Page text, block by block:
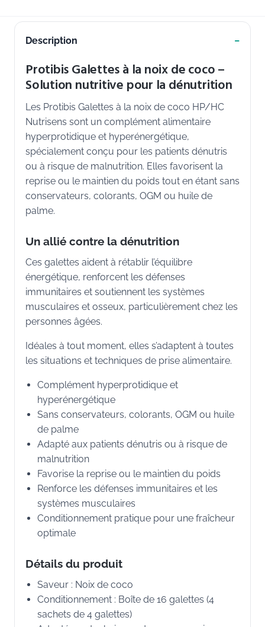
Description
Protibis Galettes à la noix de coco –
Solution nutritive pour la dénutrition
Les Protibis Galettes à la noix de coco HP/HC
Nutrisens sont un complément alimentaire
hyperprotidique et hyperénergétique,
spécialement conçu pour les patients dénutris
ou à risque de malnutrition. Elles favorisent la
reprise ou le maintien du poids tout en étant sans
conservateurs, colorants, OGM ou huile de
palme.
Un allié contre la dénutrition
Ces galettes aident à rétablir l’équilibre
énergétique, renforcent les défenses
immunitaires et soutiennent les systèmes
musculaires et osseux, particulièrement chez les
personnes âgées.
Idéales à tout moment, elles s’adaptent à toutes
les situations et techniques de prise alimentaire.
Complément hyperprotidique et
hyperénergétique
Sans conservateurs, colorants, OGM ou huile
de palme
Adapté aux patients dénutris ou à risque de
malnutrition
Favorise la reprise ou le maintien du poids
Renforce les défenses immunitaires et les
systèmes musculaires
Conditionnement pratique pour une fraîcheur
optimale
Détails du produit
Saveur : Noix de coco
Conditionnement : Boîte de 16 galettes (4
sachets de 4 galettes)